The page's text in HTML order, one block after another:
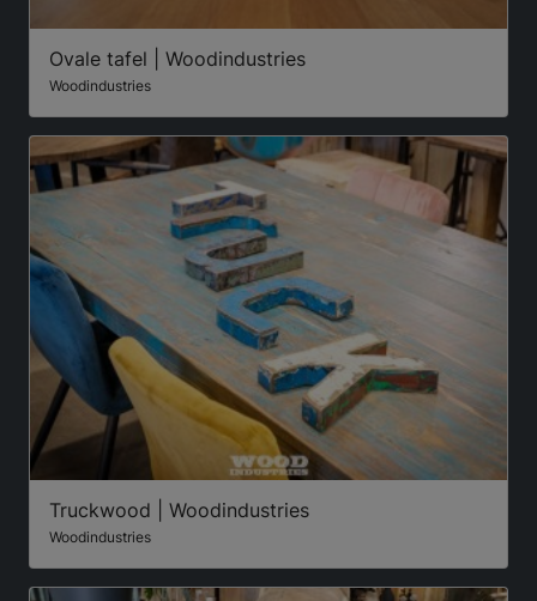
Ovale tafel | Woodindustries
Woodindustries
Truckwood | Woodindustries
Woodindustries